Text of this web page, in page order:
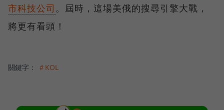
市科技公司 。屆時，這場美俄的搜尋引擎大戰，
將更有看頭！
關鍵字： ＃KOL